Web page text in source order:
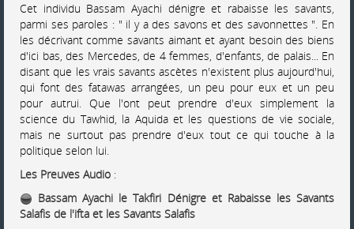
Cet individu Bassam Ayachi dénigre et rabaisse les savants,
parmi ses paroles : " il y a des savons et des savonnettes ". En
les décrivant comme savants aimant et ayant besoin des biens
d'ici bas, des Mercedes, de 4 femmes, d'enfants, de palais... En
disant que les vrais savants ascètes n'existent plus aujourd'hui,
qui font des fatawas arrangées, un peu pour eux et un peu
pour autrui. Que l'ont peut prendre d'eux simplement la
science du Tawhid, la Aquida et les questions de vie sociale,
mais ne surtout pas prendre d'eux tout ce qui touche à la
politique selon lui.
Les Preuves Audio :
Bassam Ayachi le Takfiri Dénigre et Rabaisse les Savants
Salafis de l'ifta et les Savants Salafis